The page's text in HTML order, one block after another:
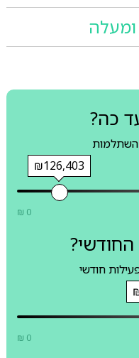
כה?
השתלמות
₪126,403
₪ 0
חודשי
₪ 0